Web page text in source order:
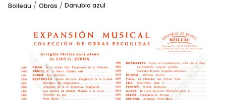
Boileau Obras Danubio azul